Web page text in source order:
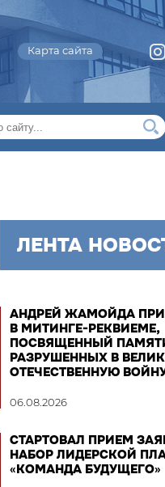
Карта сайта
ЛЕНТА
АНДРЕЙ ЖАМОЙДА
В МИТИНГЕ-РЕКВИЕМЕ,
ПОСВЯЩЕННЫЙ
РАЗРУШЕННЫХ В
ОТЕЧЕСТВЕННУЮ
06.08.2026
СТАРТОВАЛ ПРИЕМ
НАБОР ЛИДЕРСКОЙ
«КОМАНДА БУДУЩЕГО»